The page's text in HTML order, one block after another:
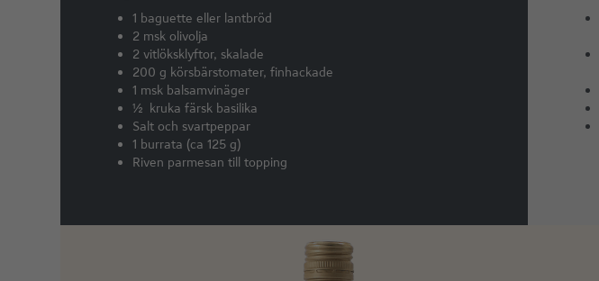
1 baguette eller lantbröd
2 msk olivolja
2 vitlöksklyftor, skalade
200 g körsbärstomater, finhackade
1 msk balsamvinäger
½ kruka färsk basilika
Salt och svartpeppar
1 burrata (ca 125 g)
Riven parmesan till topping